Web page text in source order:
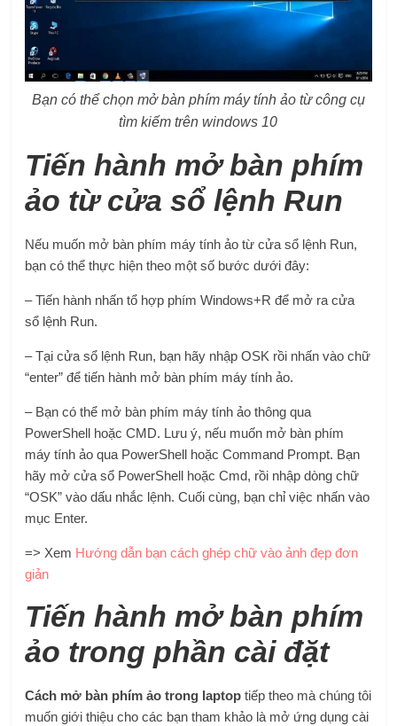
Bạn có thể chọn mở bàn phím máy tính ảo từ công cụ
tìm kiếm trên windows 10
Tiến hành mở bàn phím
ảo từ cửa sổ lệnh Run
Nếu muốn mở bàn phím máy tính ảo từ cửa sổ lệnh Run,
bạn có thể thực hiện theo một số bước dưới đây:
– Tiến hành nhấn tổ hợp phím Windows+R để mở ra cửa
sổ lệnh Run.
– Tại cửa sổ lệnh Run, bạn hãy nhập OSK rồi nhấn vào chữ
“enter” để tiến hành mở bàn phím máy tính ảo.
– Bạn có thể mở bàn phím máy tính ảo thông qua
PowerShell hoặc CMD. Lưu ý, nếu muốn mở bàn phím
máy tính ảo qua PowerShell hoặc Command Prompt. Bạn
hãy mở cửa sổ PowerShell hoặc Cmd, rồi nhập dòng chữ
“OSK” vào dấu nhắc lệnh. Cuối cùng, bạn chỉ việc nhấn vào
mục Enter.
=> Xem Hướng dẫn bạn cách ghép chữ vào ảnh đẹp đơn
giản
Tiến hành mở bàn phím
ảo trong phần cài đặt
Cách mở bàn phím ảo trong laptop tiếp theo mà chúng tôi
muốn giới thiệu cho các bạn tham khảo là mở ứng dụng cài